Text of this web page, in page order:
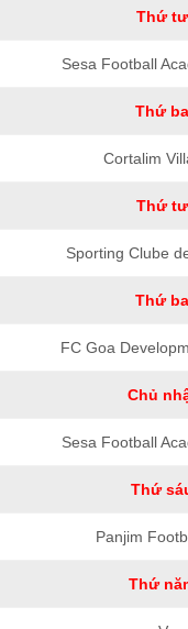
Thứ
Sesa Football
Thứ
Cortalim
Thứ
Sporting Clube
Thứ
FC Goa
Chủ
Sesa Football
Thứ
Panjim
Thứ